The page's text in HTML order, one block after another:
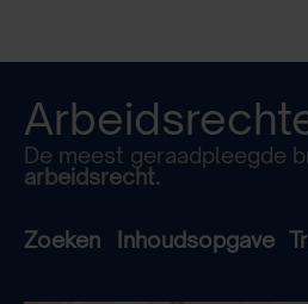
De meest geraadpleegde
arbeidsrecht.
Zoeken Inhoudsopgave